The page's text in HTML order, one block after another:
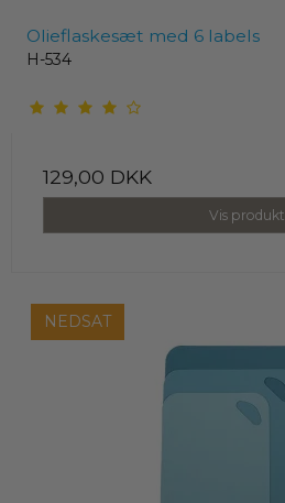
Olieflaskesæt med 6 labels
H-534
129,00 DKK
Vis produkt
NEDSAT